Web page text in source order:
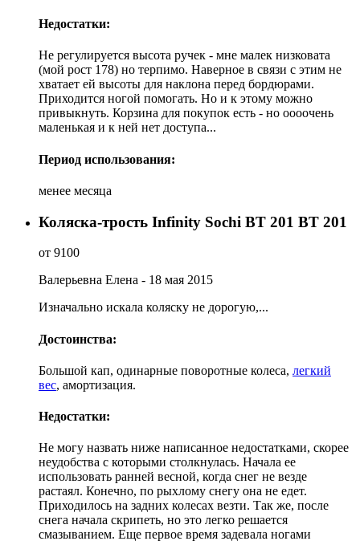
Недостатки:
Не регулируется высота ручек - мне малек низковата
(мой рост 178) но терпимо. Наверное в связи с этим не
хватает ей высоты для наклона перед бордюрами.
Приходится ногой помогать. Но и к этому можно
привыкнуть. Корзина для покупок есть - но оооочень
маленькая и к ней нет доступа...
Период использования:
менее месяца
Коляска-трость Infinity Sochi BT 201 BT 201
от 9100
Валерьевна Елена - 18 мая 2015
Изначально искала коляску не дорогую,...
Достоинства:
Большой кап, одинарные поворотные колеса, легкий
вес, амортизация.
Недостатки:
Не могу назвать ниже написанное недостатками, скорее
неудобства с которыми столкнулась. Начала ее
использовать ранней весной, когда снег не везде
растаял. Конечно, по рыхлому снегу она не едет.
Приходилось на задних колесах везти. Так же, после
снега начала скрипеть, но это легко решается
смазыванием. Еще первое время задевала ногами